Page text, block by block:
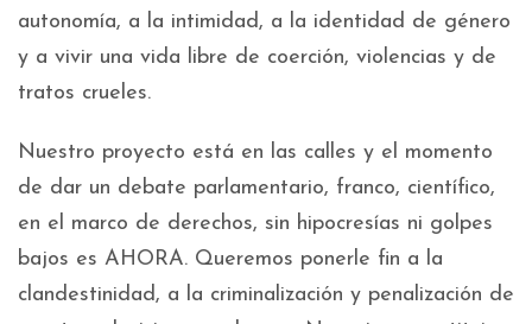
autonomía, a la intimidad, a la identidad de género
y a vivir una vida libre de coerción, violencias y de
tratos crueles.
Nuestro proyecto está en las calles y el momento
de dar un debate parlamentario, franco, científico,
en el marco de derechos, sin hipocresías ni golpes
bajos es AHORA. Queremos ponerle fin a la
clandestinidad, a la criminalización y penalización de